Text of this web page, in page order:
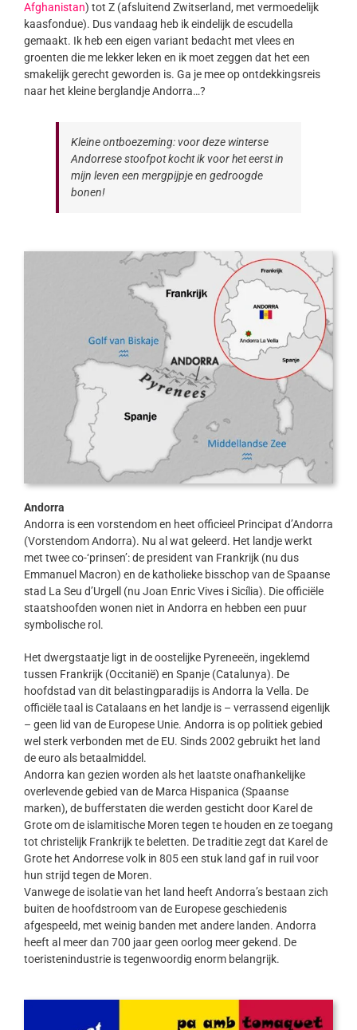
Afghanistan) tot Z (afsluitend Zwitserland, met vermoedelijk
kaasfondue). Dus vandaag heb ik eindelijk de escudella
gemaakt. Ik heb een eigen variant bedacht met vlees en
groenten die me lekker leken en ik moet zeggen dat het een
smakelijk gerecht geworden is. Ga je mee op ontdekkingsreis
naar het kleine berglandje Andorra…?
Kleine ontboezeming: voor deze winterse
Andorrese stoofpot kocht ik voor het eerst in
mijn leven een mergpijpje en gedroogde
bonen!
Andorra
Andorra is een vorstendom en heet officieel Principat d’Andorra
(Vorstendom Andorra). Nu al wat geleerd. Het landje werkt
met twee co-‘prinsen’: de president van Frankrijk (nu dus
Emmanuel Macron) en de katholieke bisschop van de Spaanse
stad La Seu d’Urgell (nu Joan Enric Vives i Sicília). Die officiële
staatshoofden wonen niet in Andorra en hebben een puur
symbolische rol.
Het dwergstaatje ligt in de oostelijke Pyreneeën, ingeklemd
tussen Frankrijk (Occitanië) en Spanje (Catalunya). De
hoofdstad van dit belastingparadijs is Andorra la Vella. De
officiële taal is Catalaans en het landje is – verrassend eigenlijk
– geen lid van de Europese Unie. Andorra is op politiek gebied
wel sterk verbonden met de EU. Sinds 2002 gebruikt het land
de euro als betaalmiddel.
Andorra kan gezien worden als het laatste onafhankelijke
overlevende gebied van de Marca Hispanica (Spaanse
marken), de bufferstaten die werden gesticht door Karel de
Grote om de islamitische Moren tegen te houden en ze toegang
tot christelijk Frankrijk te beletten. De traditie zegt dat Karel de
Grote het Andorrese volk in 805 een stuk land gaf in ruil voor
hun strijd tegen de Moren.
Vanwege de isolatie van het land heeft Andorra’s bestaan zich
buiten de hoofdstroom van de Europese geschiedenis
afgespeeld, met weinig banden met andere landen. Andorra
heeft al meer dan 700 jaar geen oorlog meer gekend. De
toeristenindustrie is tegenwoordig enorm belangrijk.